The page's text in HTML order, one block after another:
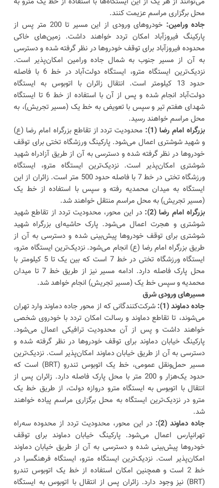
محل برگزاری مراسم عزیمت کنند.
جاده ورامین:
خودروهای ورودی از این مسیر تا 200 متر پس از
پارکینگ فیروزآباد امکان تردد خواهند داشت. زمین‌های خاکی
محدوده فیروزآباد برای توقف خودروها در نظر گرفته شده و دسترسی
به آن از مسیر جنوب به شمال جاده ورامین امکان‌پذیر است.
نزدیک‌ترین ایستگاه مترو، ایستگاه دولت‌آباد در خط 6 با فاصله
حدود 13 کیلومتر است. انتقال زائران با اتوبوس به ایستگاه
دولت‌آباد انجام شده و پس از آن با استفاده از خط 6 تا ایستگاه
شهدای هفتم تیر و سپس با تعویض به خط یک (مسیر تجریش)، به
محل مراسم خواهند رسید.
بزرگراه امام رضا (1):
محدودیت تردد از تقاطع بزرگراه امام رضا (ع)
و شهید شوشتری اعمال می‌شود. پارکینگ ورزشگاه تختی برای توقف
خودروها در نظر گرفته شده و دسترسی به آن از طریق آزادراه شهید
شوشتری امکان‌پذیر است. نزدیک‌ترین ایستگاه مترو، ایستگاه
ورزشگاه تختی در خط 7 با فاصله حدود 500 متر است. زائران از این
ایستگاه به میدان محمدیه رفته و سپس با استفاده از خط یک
(مسیر تجریش) به محل مراسم منتقل خواهند شد.
بزرگراه امام رضا (2):
در این محور، محدودیت تردد از تقاطع شهید
شوشتری و هجرت اعمال می‌شود. پارک حاشیه‌ای بزرگراه شهید
شوشتری برای توقف خودروها پیش‌بینی شده و دسترسی به آن از
طریق بزرگراه امام رضا (ع) انجام می‌شود. نزدیک‌ترین ایستگاه مترو،
ایستگاه ورزشگاه تختی در خط 7 است که بین یک تا 5 کیلومتر با
محل پارک فاصله دارد. ادامه مسیر نیز از طریق خط 7 تا میدان
محمدیه و سپس خط یک (مسیر تجریش) انجام خواهد شد.
مسیرهای ورودی شرق
جاده دماوند (1):
شرکت‌کنندگانی که از محور جاده دماوند وارد تهران
می‌شوند، تا تقاطع دماوند و رسالت امکان تردد با خودروی شخصی
خواهند داشت و پس از آن محدودیت ترافیکی اعمال می‌شود.
پارکینگ خیابان دماوند برای توقف خودروها در نظر گرفته شده و
دسترسی به آن از طریق خیابان دماوند امکان‌پذیر است. نزدیک‌ترین
مسیر حمل‌ونقل عمومی، خط یک اتوبوس تندرو (BRT) است که
حدود یک‌هزار و 200 متر با محل پارک فاصله دارد. زائران پس از
انتقال با اتوبوس به ایستگاه مترو دروازه دولت، از طریق خط یک
مترو در نزدیک‌ترین ایستگاه به محل برگزاری مراسم پیاده خواهند
شد.
جاده دماوند (2):
در این محور، محدودیت تردد از محدوده سه‌راه
تهرانپارس اعمال می‌شود. پارکینگ خیابان دماوند برای توقف
خودروها پیش‌بینی شده و دسترسی به آن از طریق خیابان دماوند
امکان‌پذیر است. نزدیک‌ترین ایستگاه مترو، ایستگاه فرهنگسرا در
خط 2 است و همچنین امکان استفاده از خط یک اتوبوس تندرو
(BRT) نیز وجود دارد. زائران پس از انتقال با اتوبوس به ایستگاه